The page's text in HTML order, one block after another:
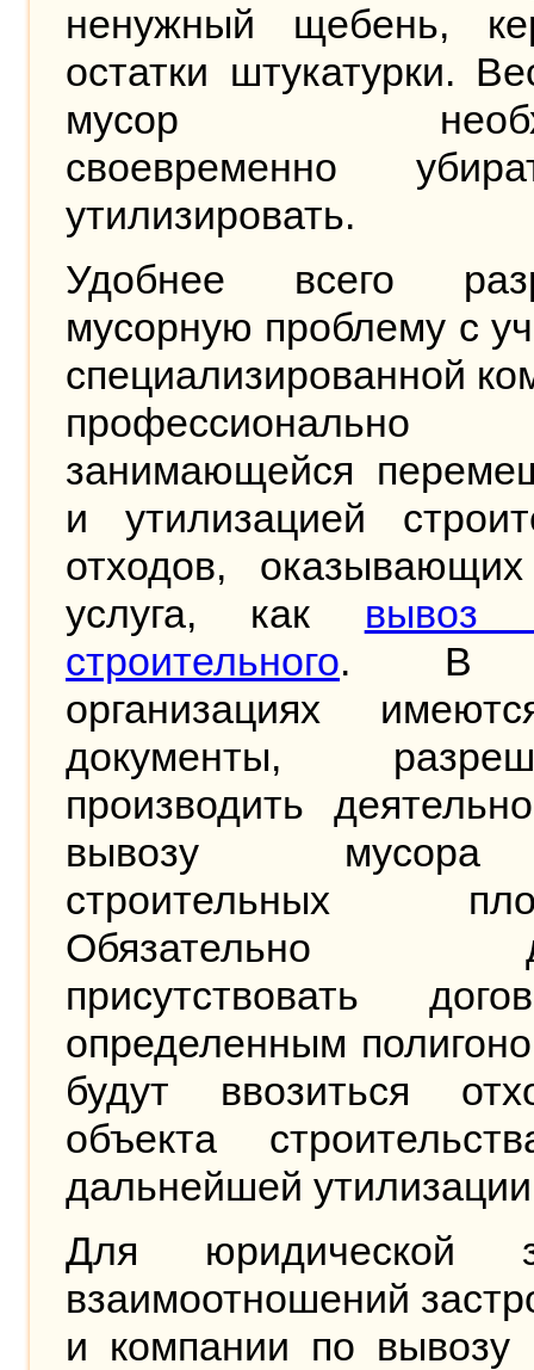
ненужный щебень,
остатки штукатурки.
мусор
своевременно
утилизировать.
Удобнее всего
мусорную проблему с
специализированной
профессионально
занимающейся
и утилизацией
отходов,
услуга, как вывоз
строительного. В
организациях
документы,
производить
вывозу
строительных
Обязательно
присутствовать
определенным
будут ввозиться
объекта
дальнейшей
Для юридической
взаимоотношений
и компании по вывозу